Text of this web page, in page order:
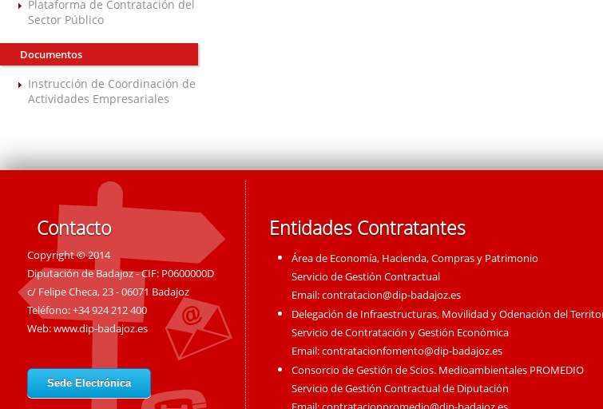
Plataforma de Contratación del
Sector Público
Documentos
Instrucción de Coordinación de
Actividades Empresariales
Contacto
Copyright © 2014
Diputación de Badajoz - CIF: P0600000D
c/ Felipe Checa, 23 - 06071 Badajoz
Teléfono: +34 924 212 400
Web:www.dip-badajoz.es
Sede Electrónica
Entidades Contratantes
Área de Economía, Hacienda, Compras y Patrimonio
Servicio de Gestión Contractual
Email:contratacion@dip-badajoz.es
Delegación de Infraestructuras, Movilidad y Odenación del
Servicio de Contratación y Gestión Económica
Email:contratacionfomento@dip-badajoz.es
Consorcio de Gestión de Scios. Medioambientales PROMEDIO
Servicio de Gestión Contractual de Diputación